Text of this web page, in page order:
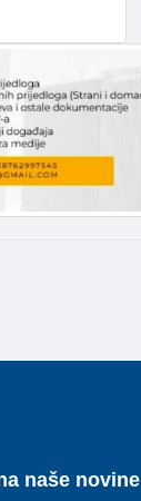
naše novine